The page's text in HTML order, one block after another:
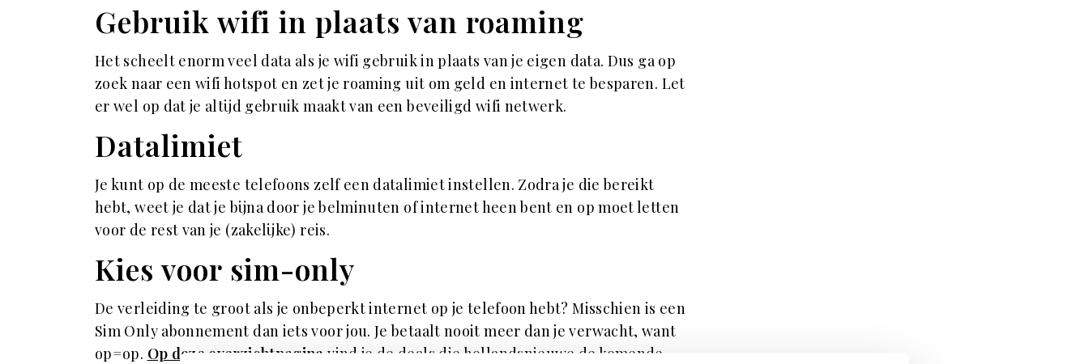
Gebruik wifi in plaats van roaming
Het scheelt enorm veel data als je wifi gebruik in plaats van je eigen data. Dus ga op
zoek naar een wifi hotspot en zet je roaming uit om geld en internet te besparen. Let
er wel op dat je altijd gebruik maakt van een beveiligd wifi netwerk.
Datalimiet
Je kunt op de meeste telefoons zelf een datalimiet instellen. Zodra je die bereikt
hebt, weet je dat je bijna door je belminuten of internet heen bent en op moet letten
voor de rest van je (zakelijke) reis.
Kies voor sim-only
De verleiding te groot als je onbeperkt internet op je telefoon hebt? Misschien is een
Sim Only abonnement dan iets voor jou. Je betaalt nooit meer dan je verwacht, want
op=op. Op deze overzichtpagina vind je de deals die hollandsnieuwe de komende